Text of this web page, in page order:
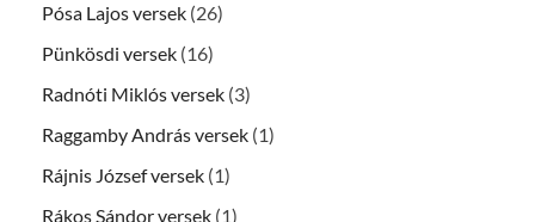
Pósa Lajos versek (26)
Pünkösdi versek (16)
Radnóti Miklós versek (3)
Raggamby András versek (1)
Rájnis József versek (1)
Rákos Sándor versek (1)